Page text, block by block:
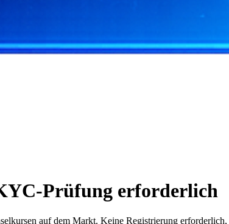
Prüfung erforderlich
auf dem Markt. Keine Registrierung erforderlich,